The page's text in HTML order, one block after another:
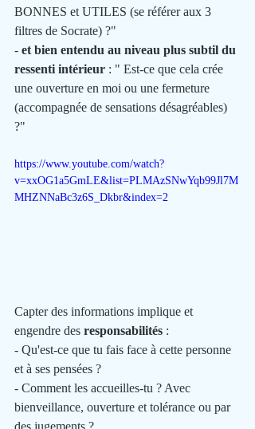
BONNES et UTILES (se référer aux 3
filtres de Socrate) ?"
- et bien entendu au niveau plus subtil du
ressenti intérieur : " Est-ce que cela crée
une ouverture en moi ou une fermeture
(accompagnée de sensations désagréables)
?"
https://www.youtube.com/watch?
v=xxOG1a5GmLE&list=PLMAzSNwYqb99Jl7M
MHZNNaBc3z6S_Dkbr&index=2
Capter des informations implique et
engendre des responsabilités :
- Qu'est-ce que tu fais face à cette personne
et à ses pensées ?
- Comment les accueilles-tu ? Avec
bienveillance, ouverture et tolérance ou par
des jugements ?